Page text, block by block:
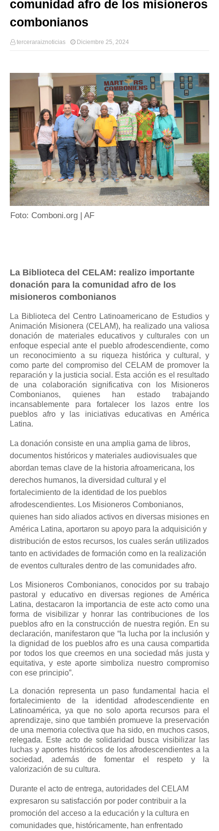
comunidad afro de los misioneros
combonianos
terceraraiznoticias Diciembre 25, 2024
Foto: Comboni.org | AF
La Biblioteca del CELAM: realizo importante
donación para la comunidad afro de los
misioneros combonianos
La Biblioteca del Centro Latinoamericano de Estudios y
Animación Misionera (CELAM), ha realizado una valiosa
donación de materiales educativos y culturales con un
enfoque especial ante el pueblo afrodescendiente, como
un reconocimiento a su riqueza histórica y cultural, y
como parte del compromiso del CELAM de promover la
reparación y la justicia social. Esta acción es el resultado
de una colaboración significativa con los Misioneros
Combonianos, quienes han estado trabajando
incansablemente para fortalecer los lazos entre los
pueblos afro y las iniciativas educativas en América
Latina.
La donación consiste en una amplia gama de libros,
documentos históricos y materiales audiovisuales que
abordan temas clave de la historia afroamericana, los
derechos humanos, la diversidad cultural y el
fortalecimiento de la identidad de los pueblos
afrodescendientes. Los Misioneros Combonianos,
quienes han sido aliados activos en diversas misiones en
América Latina, aportaron su apoyo para la adquisición y
distribución de estos recursos, los cuales serán utilizados
tanto en actividades de formación como en la realización
de eventos culturales dentro de las comunidades afro.
Los Misioneros Combonianos, conocidos por su trabajo
pastoral y educativo en diversas regiones de América
Latina, destacaron la importancia de este acto como una
forma de visibilizar y honrar las contribuciones de los
pueblos afro en la construcción de nuestra región. En su
declaración, manifestaron que “la lucha por la inclusión y
la dignidad de los pueblos afro es una causa compartida
por todos los que creemos en una sociedad más justa y
equitativa, y este aporte simboliza nuestro compromiso
con ese principio”.
La donación representa un paso fundamental hacia el
fortalecimiento de la identidad afrodescendiente en
Latinoamérica, ya que no solo aporta recursos para el
aprendizaje, sino que también promueve la preservación
de una memoria colectiva que ha sido, en muchos casos,
relegada. Este acto de solidaridad busca visibilizar las
luchas y aportes históricos de los afrodescendientes a la
sociedad, además de fomentar el respeto y la
valorización de su cultura.
Durante el acto de entrega, autoridades del CELAM
expresaron su satisfacción por poder contribuir a la
promoción del acceso a la educación y la cultura en
comunidades que, históricamente, han enfrentado